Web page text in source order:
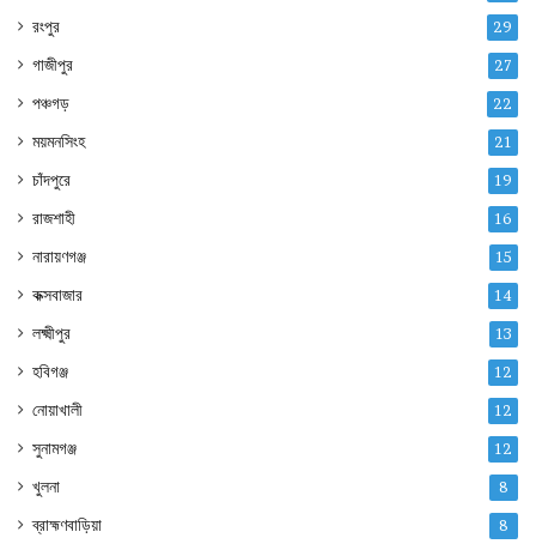
রংপুর 29
গাজীপুর 27
পঞ্চগড় 22
ময়মনসিংহ 21
চাঁদপুরে 19
রাজশাহী 16
নারায়ণগঞ্জ 15
কক্সবাজার 14
লক্ষ্মীপুর 13
হবিগঞ্জ 12
নোয়াখালী 12
সুনামগঞ্জ 12
খুলনা 8
ব্রাহ্মণবাড়িয়া 8